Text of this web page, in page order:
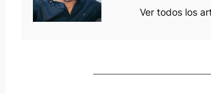
Ver todos los